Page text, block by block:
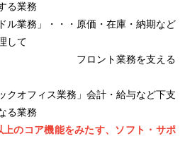
る業務
ドル業務」・・・原価・在庫・納期など
して
ロント業務を支える
ックオフィス業務」会計・給与など下支
る業務
上のコア機能をみたす、ソフト・サポ